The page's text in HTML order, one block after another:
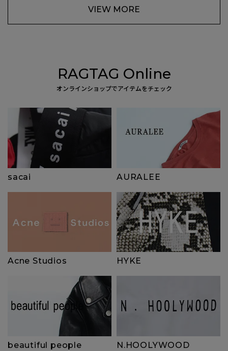
VIEW MORE
RAGTAG Online
オンラインショップでアイテムをチェック
sacai AURALEE
Acne Studios HYKE
beautiful people N.HOOLYWOOD